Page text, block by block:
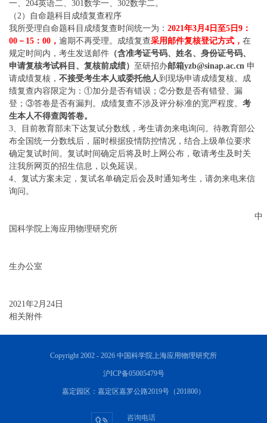
一、204英语二、301数学一、302数学二。
（2）自命题科目成绩复查程序
我所受理自命题科目成绩复查时间统一为： 2021年3月4日至5日9：
00－15：00， 逾期不再受理。成绩复查采用邮件复核登记方式， 在
规定时间内，考生发送邮件 （含准考证号码、姓名、身份证号码、
申请复核考试科目、复核前成绩） 至研招办邮箱yzb@sinap.ac.cn 申
请成绩复核， 不接受考生本人或委托他人到现场申请成绩复核。成
绩复查内容限定为：①加分是否有错误；②分数是否有错登、漏
登；③答卷是否有漏判。成绩复查不涉及评分标准的宽严程度。 考
生本人不得查阅答卷。
3、目前教育部未下达复试分数线，考生请勿来电询问。待教育部公
布全国统一分数线后，届时根据疫情防控情况，结合上级单位要求
确定复试时间。复试时间确定后将及时上网公布，敬请考生及时关
注我所网页的招生信息，以免延误。
4、复试方案未定，复试名单确定后会及时通知考生，请勿来电来信
询问。
中
国科学院上海应用物理研究所
生办公室
2021年2月24日
相关附件
Copyright 2002 - 2026 中国科学院上海应用物理研究所
沪ICP备05005479号
嘉定园区：嘉定区嘉罗公路2019号（201800）
咨询电话